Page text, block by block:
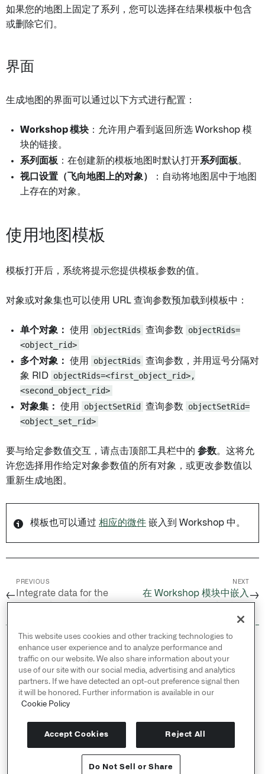
如果您的地图上固定了系列，您可以选择在结果模板中包含
或删除它们。
界面
生成地图的界面可以通过以下方式进行配置：
Workshop 模块 ：允许用户看到返回所选 Workshop 模
块的链接。
系列面板 ：在创建新的模板地图时默认打开系列面板。
视口设置（飞向地图上的对象）
：自动将地图居中于地图
上存在的对象。
使用地图模板
模板打开后，系统将提示您提供模板参数的值。
对象或对象集也可以使用 URL 查询参数预加载到模板中：
单个对象： 使用 objectRids 查询参数
objectRids=
<object_rid>
多个对象：
使用 objectRids 查询参数，并用逗号分隔对
象 RID objectRids=<first_object_rid>,
<second_object_rid>
对象集：
使用 objectSetRid 查询参数
objectSetRid=
<object_set_rid>
要与给定参数值交互，请点击顶部工具栏中的 参数。这将允
许您选择用作给定对象参数值的所有对象，或更改参数值以
重新生成地图。
模板也可以通过 相应的微件 嵌入到 Workshop 中。
←
PREVIOUS
Integrate data for the
NEXT
在 Workshop 模块中嵌入 →
© 2026 Palantir Technologies Inc. All rights
reserved.
Cookies Statement ↗
Privacy Statement ↗
Terms of Use ↗
Do Not Sell or Share My Personal Information
This website uses cookies and other tracking technologies to
enhance user experience and to analyze performance and
traffic on our website. We also share information about your
use of our site with our social media, advertising and analytics
partners. If we have detected an opt-out preference signal then
it will be honored. Further information is available in our
Cookie Policy
Accept Cookies Reject All
Do Not Sell or Share